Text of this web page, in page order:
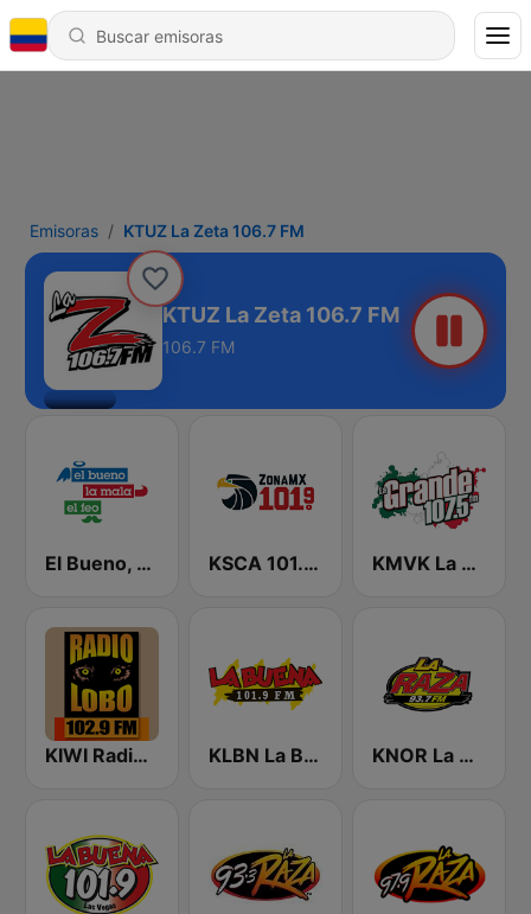
Emisoras KTUZ La Zeta 106.7 FM
KTUZ La Zeta 106.7 FM
106.7 FM
El Bueno, La Mala y El Feo KSCA 101.9 Los Angeles FM (US Only) KMVK La Grande 107.5 FM
KIWI Radio Lobo 102.9 FM KLBN La Buena 101.9 FM KNOR La Raza 93.7 (US Only)